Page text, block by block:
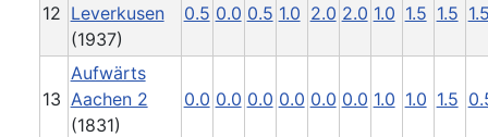
12 Leverkusen
(1937)
0.5 0.0 0.5 1.0 2.0 2.0 1.0 1.5 1.5
13
Aufwärts
Aachen 2
(1831)
0.0 0.0 0.0 0.0 0.0 0.0 1.0 1.0 1.5